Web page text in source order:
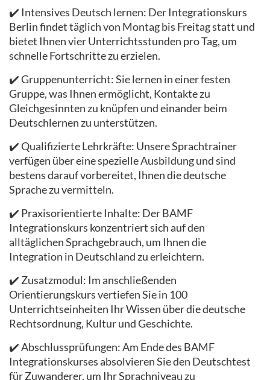
✔️ Intensives Deutsch lernen: Der Integrationskurs
Berlin findet täglich von Montag bis Freitag statt und
bietet Ihnen vier Unterrichtsstunden pro Tag, um
schnelle Fortschritte zu erzielen.
✔️ Gruppenunterricht: Sie lernen in einer festen
Gruppe, was Ihnen ermöglicht, Kontakte zu
Gleichgesinnten zu knüpfen und einander beim
Deutschlernen zu unterstützen.
✔️ Qualifizierte Lehrkräfte: Unsere Sprachtrainer
verfügen über eine spezielle Ausbildung und sind
bestens darauf vorbereitet, Ihnen die deutsche
Sprache zu vermitteln.
✔️ Praxisorientierte Inhalte: Der BAMF
Integrationskurs konzentriert sich auf den
alltäglichen Sprachgebrauch, um Ihnen die
Integration in Deutschland zu erleichtern.
✔️ Zusatzmodul: Im anschließenden
Orientierungskurs vertiefen Sie in 100
Unterrichtseinheiten Ihr Wissen über die deutsche
Rechtsordnung, Kultur und Geschichte.
✔️ Abschlussprüfungen: Am Ende des BAMF
Integrationskurses absolvieren Sie den Deutschtest
für Zuwanderer, um Ihr Sprachniveau zu